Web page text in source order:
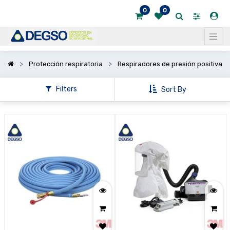
0 0
Protección respiratoria Respiradores de presión positiva
Filters Sort By
opciones